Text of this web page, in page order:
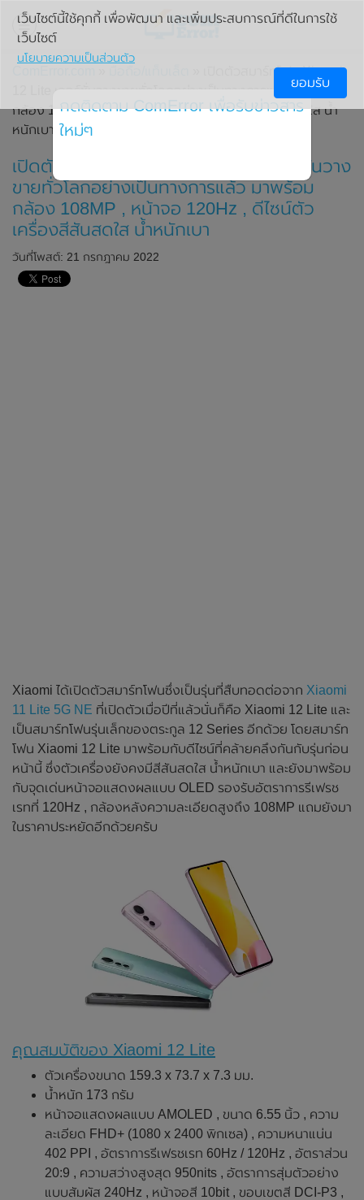
» เปิดตัวสมาร์ทโฟน Xiaomi
12 Lite เวอร์ชั่นวางขายทั่วโลกอย่างเป็นทางการแล้ว มาพร้อม
กล้อง 108MP , หน้าจอ 120Hz , ดีไซน์ตัวเครื่องสีสันสดใส น้ำ
หนักเบา
เปิดตัวสมาร์ทโฟน Xiaomi 12 Lite เวอร์ชั่นวาง
ขายทั่วโลกอย่างเป็นทางการแล้ว มาพร้อม
กล้อง 108MP , หน้าจอ 120Hz , ดีไซน์ตัว
เครื่องสีสันสดใส น้ำหนักเบา
วันที่โพสต์: 21 กรกฎาคม 2022
Xiaomi ได้เปิดตัวสมาร์ทโฟนซึ่งเป็นรุ่นที่สืบทอดต่อจาก Xiaomi
11 Lite 5G NE ที่เปิดตัวเมื่อปีที่แล้วนั่นก็คือ Xiaomi 12 Lite และ
เป็นสมาร์ทโฟนรุ่นเล็กของตระกูล 12 Series อีกด้วย โดยสมาร์ท
โฟน Xiaomi 12 Lite มาพร้อมกับดีไซน์ที่คล้ายคลึงกันกับรุ่นก่อน
หน้านี้ ซึ่งตัวเครื่องยังคงมีสีสันสดใส น้ำหนักเบา และยังมาพร้อม
กับจุดเด่นหน้าจอแสดงผลแบบ OLED รองรับอัตราการรีเฟรช
เรทที่ 120Hz , กล้องหลังความละเอียดสูงถึง 108MP แถมยังมา
ในราคาประหยัดอีกด้วยครับ
คุณสมบัติของ Xiaomi 12 Lite
ตัวเครื่องขนาด 159.3 x 73.7 x 7.3 มม.
น้ำหนัก 173 กรัม
หน้าจอแสดงผลแบบ AMOLED , ขนาด 6.55 นิ้ว , ความ
ละเอียด FHD+ (1080 x 2400 พิกเซล) , ความหนาแน่น
402 PPI , อัตราการรีเฟรชเรท 60Hz / 120Hz , อัตราส่วน
20:9 , ความสว่างสูงสุด 950nits , อัตราการสุ่มตัวอย่าง
แบบสัมผัส 240Hz , หน้าจอสี 10bit , ขอบเขตสี DCI-P3 ,
เว็บไซต์นี้ใช้คุกกี้ เพื่อพัฒนา และเพิ่มประสบการณ์ที่ดีในการใช้
เว็บไซต์
นโยบายความเป็นส่วนตัว
ยอมรับ
กดติดตาม ComError เพื่อรับข่าวสาร
ใหม่ๆ